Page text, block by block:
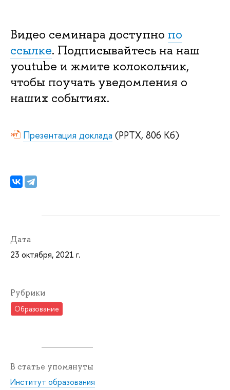
Видео семинара доступно по
ссылке. Подписывайтесь на наш
youtube и жмите колокольчик,
чтобы поучать уведомления о
наших событиях.
Презентация доклада (PPTX, 806 Кб)
Дата
23 октября, 2021 г.
Рубрики
Образование
В статье упомянуты
Институт образования